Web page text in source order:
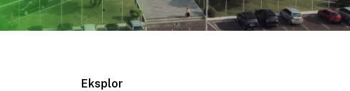
Eksplor